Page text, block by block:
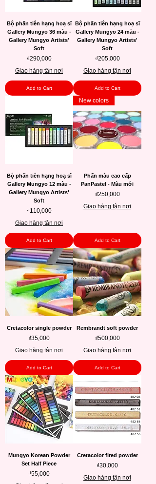
Bộ phấn tiên hạng hoạ sĩ
Gallery Mungyo 36 màu -
Gallery Mungyo Artists'
Soft
Price
₫290,000
Giao hàng tận nơi
Add to Cart
Bộ phấn tiên hạng hoạ sĩ
Gallery Mungyo 24 màu -
Gallery Mungyo Artists'
Soft
Price
₫205,000
Giao hàng tận nơi
Add to Cart
Bộ phấn tiên hạng hoạ sĩ
Gallery Mungyo 12 màu -
Gallery Mungyo Artists'
Soft
Price
₫110,000
Giao hàng tận nơi
Add to Cart
New colors
Phấn màu cao cấp
PanPastel - Màu mới
Price
₫250,000
Giao hàng tận nơi
Add to Cart
Cretacolor single powder
Price
₫35,000
Giao hàng tận nơi
Add to Cart
Rembrandt soft powder
Price
₫500,000
Giao hàng tận nơi
Add to Cart
Mungyo Korean Powder
Set Half Piece
Price
₫55,000
Cretacolor fired powder
Price
₫30,000
Giao hàng tận nơi